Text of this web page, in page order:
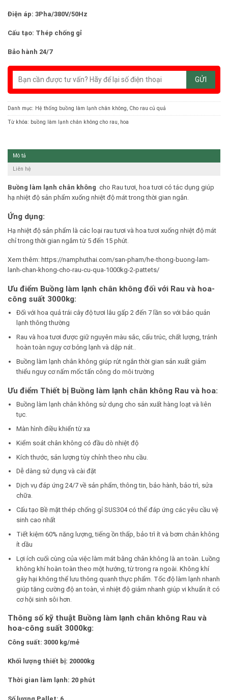
Điện áp: 3Pha/380V/50Hz
Cấu tạo: Thép chống gỉ
Bảo hành 24/7
Danh mục: Hệ thống buồng làm lạnh chân không, Cho rau củ quả
Từ khóa: buồng làm lạnh chân không cho rau, hoa
Mô tả
Liên hệ
Buồng làm lạnh chân không cho Rau tươi, hoa tươi có tác dụng giúp
hạ nhiệt độ sản phẩm xuống nhiệt độ mát trong thời gian ngắn.
Ứng dụng:
Hạ nhiệt độ sản phẩm là các loại rau tươi và hoa tươi xuống nhiệt độ mát
chỉ trong thời gian ngắm từ 5 đến 15 phút.
Xem thêm: https://namphuthai.com/san-pham/he-thong-buong-lam-
lanh-chan-khong-cho-rau-cu-qua-1000kg-2-pattets/
Ưu điểm Buồng làm lạnh chân không đối với Rau và hoa-
công suất 3000kg:
Đối với hoa quả trái cây độ tươi lâu gấp 2 đến 7 lần so với bảo quản
lạnh thông thường
Rau và hoa tươi được giữ nguyên màu sắc, cấu trúc, chất lượng, tránh
hoàn toàn nguy cơ bỏng lạnh và dập nát..
Buồng làm lạnh chân không giúp rút ngắn thời gian sản xuất giảm
thiểu nguy cơ nấm mốc tấn công do môi trường
Ưu điểm Thiết bị Buồng làm lạnh chân không Rau và hoa:
Buồng làm lạnh chân không sử dụng cho sản xuất hàng loạt và liên
tục.
Màn hình điều khiển từ xa
Kiểm soát chân không có đầu dò nhiệt độ
Kích thước, sản lượng tùy chỉnh theo nhu cầu.
Dễ dàng sử dụng và cài đặt
Dịch vụ đáp ứng 24/7 về sản phẩm, thông tin, bảo hành, bảo trì, sửa
chữa.
Cấu tạo Bề mặt thép chống gỉ SUS304 có thể đáp ứng các yêu cầu vệ
sinh cao nhất
Tiết kiệm 60% năng lượng, tiếng ồn thấp, bảo trì ít và bơm chân không
ít dầu
Lợi ích cuối cùng của việc làm mát bằng chân không là an toàn. Luồng
không khí hoàn toàn theo một hướng, từ trong ra ngoài. Không khí
gây hại không thể lưu thông quanh thực phẩm. Tốc độ làm lạnh nhanh
giúp tăng cường độ an toàn, vì nhiệt độ giảm nhanh giúp vi khuẩn ít có
cơ hội sinh sôi hơn.
Thông số kỹ thuật Buồng làm lạnh chân không Rau và
hoa-công suất 3000kg:
Công suất: 3000 kg/mẻ
Khối lượng thiết bị: 20000kg
Thời gian làm lạnh: 20 phút